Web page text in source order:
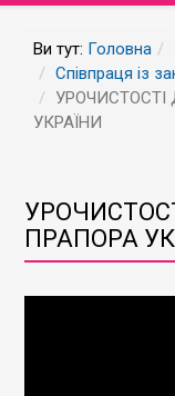
Ви тут: Головна
Співпраця із
УКРАЇНИ
ПРАПОРА